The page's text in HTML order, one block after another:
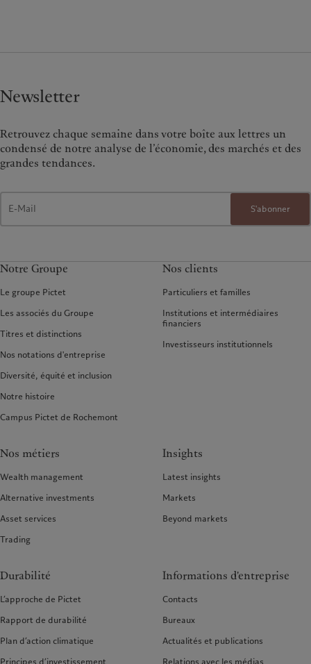
Newsletter
Retrouvez chaque semaine dans votre boîte aux lettres un
condensé de notre analyse de l’économie, des marchés et des
grandes tendances.
S'abonner
Notre Groupe
Le groupe Pictet
Les associés du Groupe
Titres et distinctions
Nos notations d'entreprise
Diversité, équité et inclusion
Notre histoire
Campus Pictet de Rochemont
Nos clients
Particuliers et familles
Institutions et intermédiaires
financiers
Investisseurs institutionnels
Nos métiers
Wealth management
Alternative investments
Asset services
Trading
Insights
Latest insights
Markets
Beyond markets
Durabilité
L’approche de Pictet
Rapport de durabilité
Plan d’action climatique
Principes d’investissement
Informations d'entreprise
Contacts
Bureaux
Actualités et publications
Relations avec les médias